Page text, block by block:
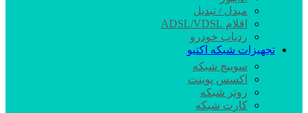
مبدل / تبدیل
اقلام ADSL/VDSL
ردیاب خودرو
تجهیزات شبکه اکتیو
سوییچ شبکه
اکسس پوینت
روتر شبکه
کارت شبکه